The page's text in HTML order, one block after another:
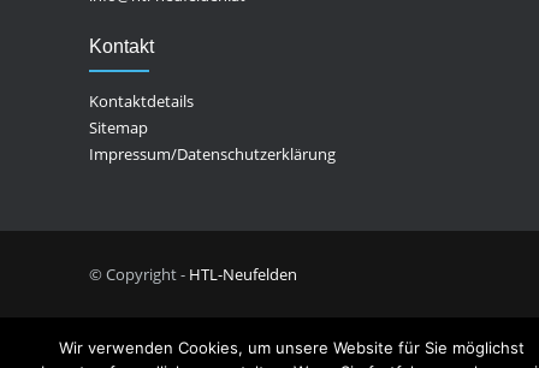
Kontakt
Kontaktdetails
Sitemap
Impressum/Datenschutzerklärung
© Copyright - HTL-Neufelden
Wir verwenden Cookies, um unsere Website für Sie möglichst